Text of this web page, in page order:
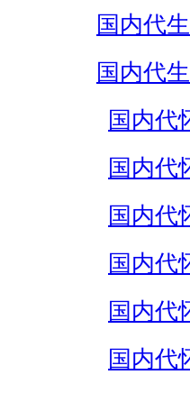
国内代
国内代
国内代
国内代
国内代
国内代
国内代
国内代